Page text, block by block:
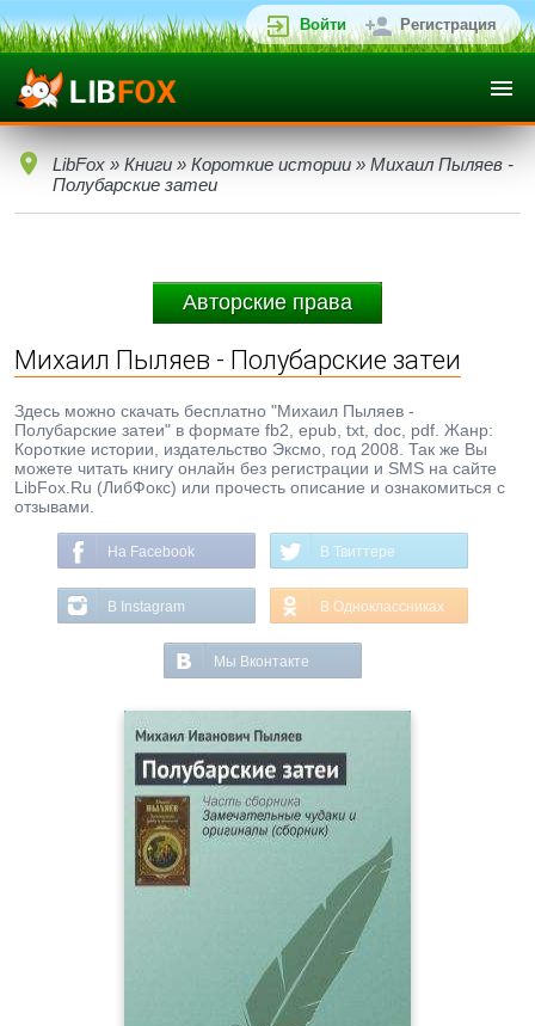
Войти Регистрация
LibFox » Книги » Короткие истории » Михаил Пыляев -
Полубарские затеи
Авторские права
Михаил Пыляев - Полубарские затеи
Здесь можно скачать бесплатно "Михаил Пыляев -
Полубарские затеи" в формате fb2, epub, txt, doc, pdf. Жанр:
Короткие истории, издательство Эксмо, год 2008. Так же Вы
можете читать книгу онлайн без регистрации и SMS на сайте
LibFox.Ru (ЛибФокс) или прочесть описание и ознакомиться с
отзывами.
На Facebook В Твиттере
В Instagram В Одноклассниках
Мы Вконтакте